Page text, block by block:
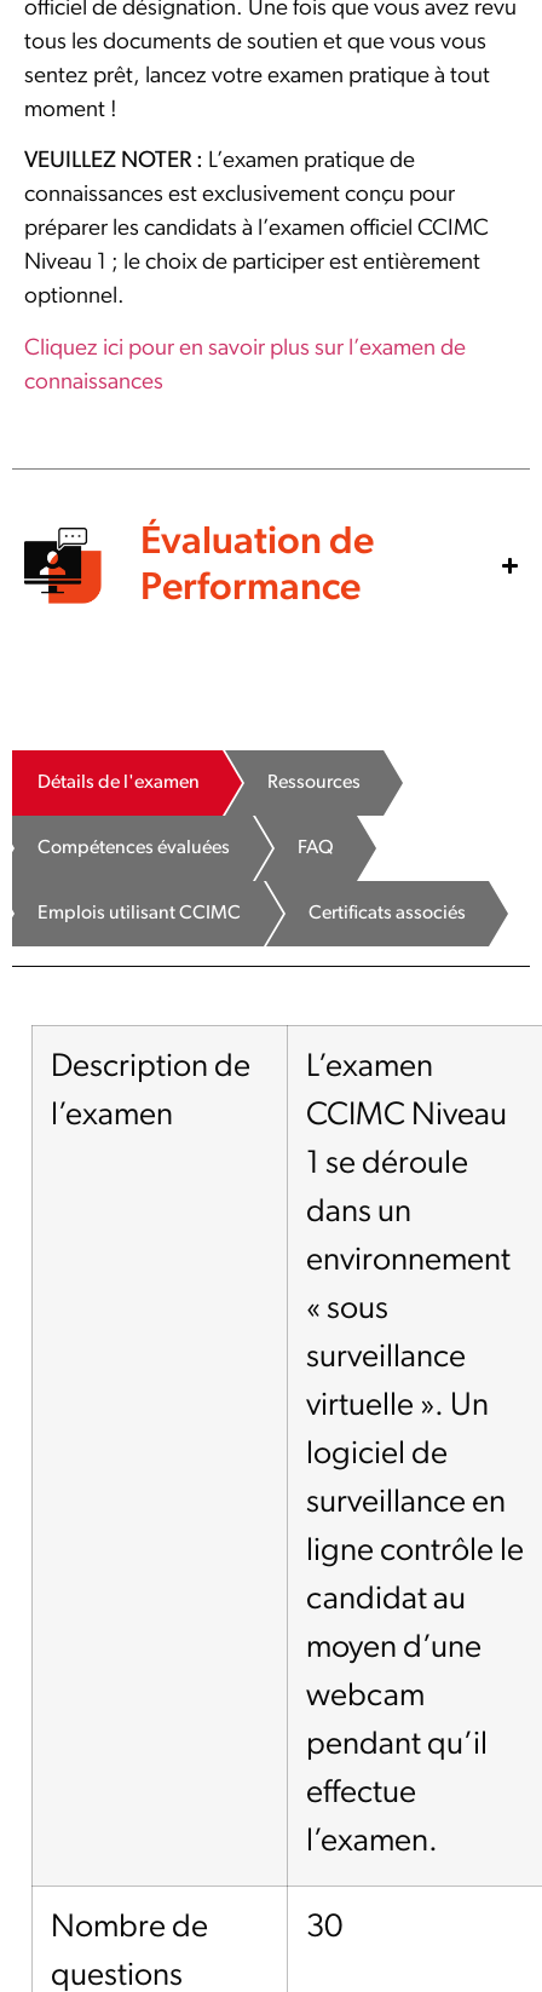
officiel de désignation. Une fois que vous avez revu
tous les documents de soutien et que vous vous
sentez prêt, lancez votre examen pratique à tout
moment !
VEUILLEZ NOTER : L’examen pratique de
connaissances est exclusivement conçu pour
préparer les candidats à l’examen officiel CCIMC
Niveau 1 ; le choix de participer est entièrement
optionnel.
Cliquez ici pour en savoir plus sur l’examen de
connaissances
Évaluation de
Performance
Détails de l'examen Ressources
Compétences évaluées FAQ
Emplois utilisant CCIMC Certificats associés
Description de
l’examen
L’examen
CCIMC Niveau
1 se déroule
dans un
environnement
« sous
surveillance
virtuelle ». Un
logiciel de
surveillance en
ligne contrôle le
candidat au
moyen d’une
webcam
pendant qu’il
effectue
l’examen.
Nombre de
questions
30